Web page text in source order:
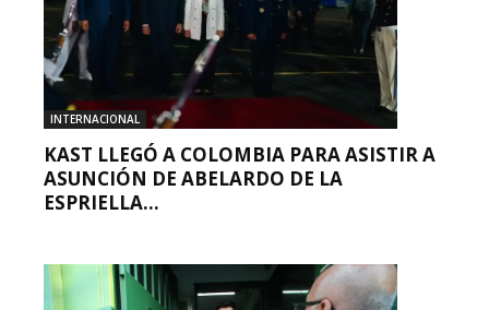
INTERNACIONAL
KAST LLEGÓ A COLOMBIA PARA ASISTIR A
ASUNCIÓN DE ABELARDO DE LA
ESPRIELLA...